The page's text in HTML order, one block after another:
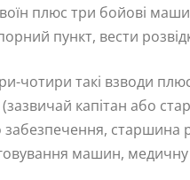
плюс три бойові
пункт, вести
чотири такі взводи
капітан або
забезпечення, старшина
машин,